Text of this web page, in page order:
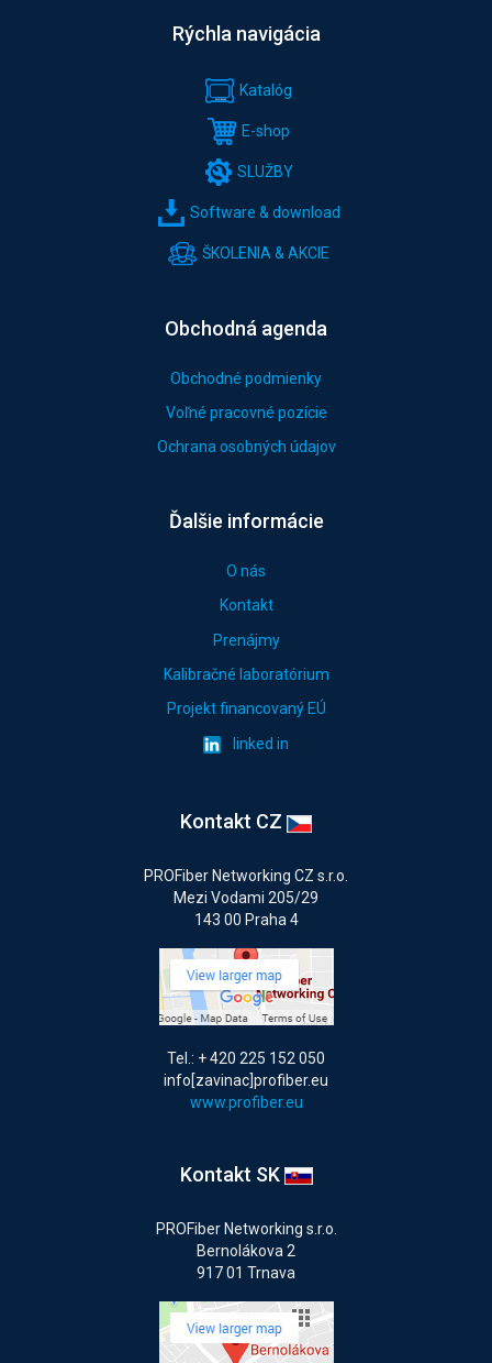
Rýchla navigácia
Katalóg
E-shop
SLUŽBY
Software & download
ŠKOLENIA & AKCIE
Obchodná agenda
Obchodné podmienky
Voľné pracovné pozície
Ochrana osobných údajov
Ďalšie informácie
O nás
Kontakt
Prenájmy
Kalibračné laboratórium
Projekt financovaný EÚ
linked in
Kontakt CZ
PROFiber Networking CZ s.r.o.
Mezi Vodami 205/29
143 00 Praha 4
Tel.: + 420 225 152 050
info[zavinac]profiber.eu
www.profiber.eu
Kontakt SK
PROFiber Networking s.r.o.
Bernolákova 2
917 01 Trnava